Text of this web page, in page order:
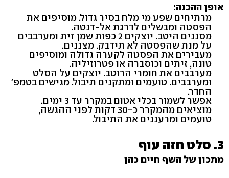
אופן ההכנה:
מרתיחים שפע מי מלח בסיר גדול. מוסיפים את
הפסטה ומבשלים לדרגת אל-דנטה.
מסננים היטב. יוצקים 2 כפות שמן זית ומערבבים
על מנת שהפסטה לא תידבק. מצננים.
מעבירים את הפסטה לקערה גדולה ומוסיפים
טונה, זיתים וכוסברה או פטרוזיליה.
מערבבים את חומרי הרוטב. יוצקים על הסלט
ומערבבים. טועמים ומתקנים תיבול. מגישים בטמפ'
החדר.
אפשר לשמור בכלי אטום במקרר עד 3 ימים.
מוציאים מהמקרר כ-30 דקות לפני ההגשה,
טועמים ומרעננים את התיבול.
3. סלט חזה עוף
מתכון של השף חיים כהן